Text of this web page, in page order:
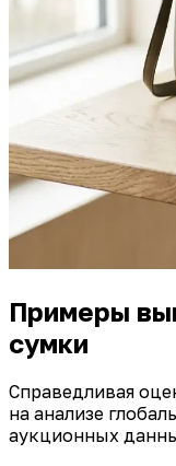
Примеры
сумки
Справедливая
на анализе
аукционных